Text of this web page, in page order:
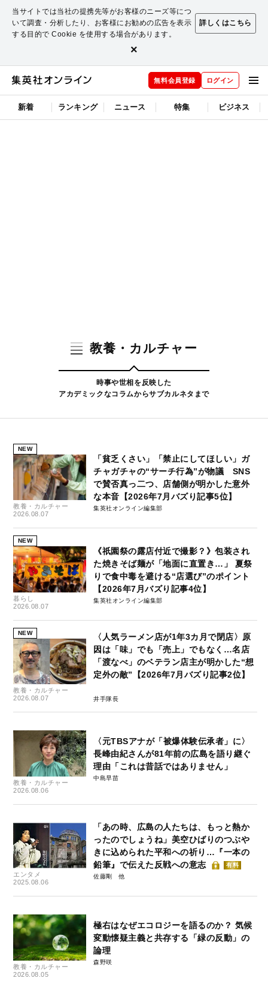
当サイトでは当社の提携先等がお客様のニーズ等につ
いて調査・分析したり、お客様にお勧めの広告を表示
する目的で Cookie を使用する場合があります。
詳しくはこちら
×
無料会員登録 ログイン
新着 ランキング ニュース 特集 ビジネス
教養・カルチャー
時事や世相を反映した
アカデミックなコラムからサブカルネタまで
NEW
教養・カルチャー
2026.08.07
「貧乏くさい」「禁止にしてほしい」ガ
チャガチャの“サーチ行為”が物議 SNS
で賛否真っ二つ、店舗側が明かした意外
な本音【2026年7月バズり記事5位】
集英社オンライン編集部
NEW
暮らし
2026.08.07
《祇園祭の露店付近で撮影？》包装され
た焼きそば麺が「地面に直置き…」 夏祭
りで食中毒を避ける“店選び”のポイント
【2026年7月バズり記事4位】
集英社オンライン編集部
NEW
教養・カルチャー
2026.08.07
〈人気ラーメン店が1年3カ月で閉店〉原
因は「味」でも「売上」でもなく…名店
「渡なべ」のベテラン店主が明かした“想
定外の敵”【2026年7月バズり記事2位】
井手隊長
教養・カルチャー
2026.08.06
〈元TBSアナが「被爆体験伝承者」に〉
長峰由紀さんが81年前の広島を語り継ぐ
理由「これは昔話ではありません」
中島早苗
エンタメ
2025.08.06
「あの時、広島の人たちは、もっと熱か
ったのでしょうね」美空ひばりのつぶや
きに込められた平和への祈り…『一本の
鉛筆』で伝えた反戦への意志
有料
佐藤剛
教養・カルチャー
2026.08.05
極右はなぜエコロジーを語るのか？ 気候
変動懐疑主義と共存する「緑の反動」の
論理
森野咲